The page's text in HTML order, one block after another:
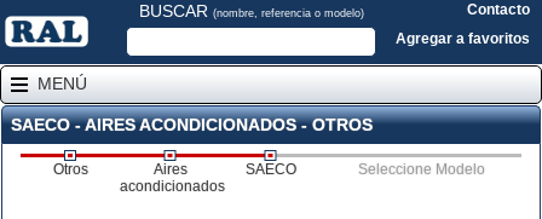
BUSCAR (nombre, referencia o modelo)
Contacto
Agregar a favoritos
MENÚ
SAECO - AIRES ACONDICIONADOS - OTROS
Otros
Aires
acondicionados
SAECO Seleccione Modelo